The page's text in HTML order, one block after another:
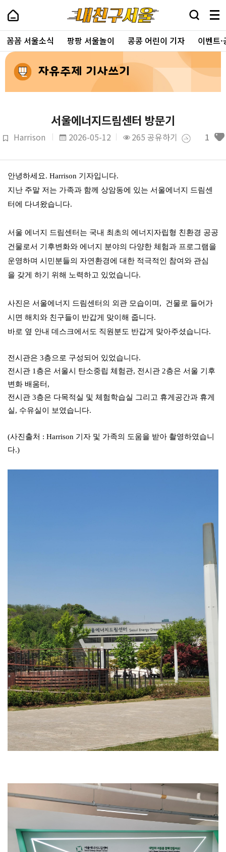
꼼꼼 서울소식 팡팡 서울놀이 콩콩 어린이 기자 이벤트
자유주제 기사쓰기
서울에너지드림센터 방문기
Harrison 2026-05-12 265 공유하기 1
안녕하세요. Harrison 기자입니다.
지난 주말 저는 가족과 함께 상암동에 있는 서울에너지 드림센
터에 다녀왔습니다.
서울 에너지 드림센터는 국내 최초의 에너지자립형 친환경 공공
건물로서 기후변화와 에너지 분야의 다양한 체험과 프로그램을
운영하며 시민분들의 자연환경에 대한 적극적인 참여와 관심
을 갖게 하기 위해 노력하고 있었습니다.
사진은 서울에너지 드림센터의 외관 모습이며, 건물로 들어가
시면 해치와 친구들이 반갑게 맞이해 줍니다.
바로 옆 안내 데스크에서도 직원분도 반갑게 맞아주셨습니 다.
전시관은 3층으로 구성되어 있었습니다.
전시관 1 층은 서 울시 탄소중립 체 험관, 전시관 2층은 서울 기후
변화 배움터,
전시관 3층은 다목적실 및 체험학습실 그리고 휴게공간과 휴게
실, 수유실이 보였습니다.
(사진출처 : Harrison 기자 및 가족의 도움을 받아 촬영하였습니
다.)